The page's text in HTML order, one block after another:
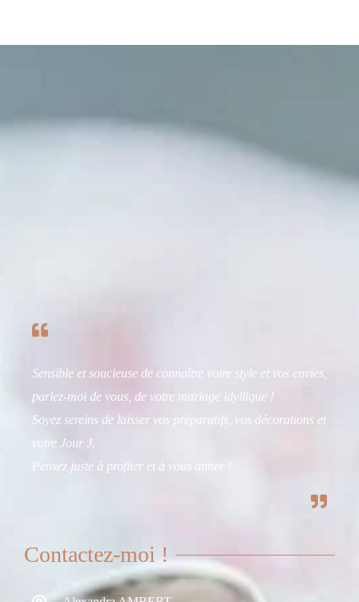
Sensible et soucieuse de connaître votre style et vos envies,
parlez-moi de vous, de votre mariage idyllique !
Soyez sereins de laisser vos préparatifs, vos décorations et
votre Jour J.
Pensez juste à profiter et à vous aimer !
Contactez-moi !